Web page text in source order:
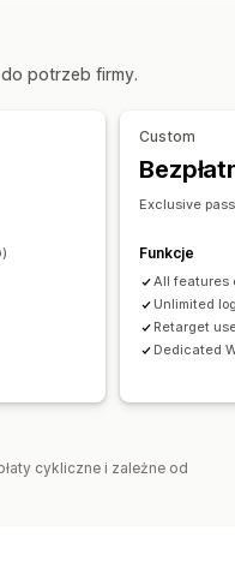
potrzeb firmy.
Custom
Exclusive pass
Funkcje
All features
Unlimited
Retarget
Dedicated
cykliczne i zależne od